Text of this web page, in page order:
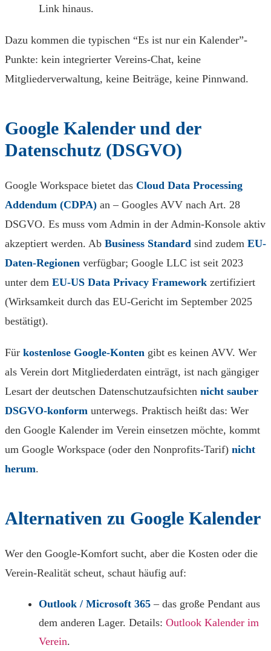
Link hinaus.
Dazu kommen die typischen “Es ist nur ein Kalender”-
Punkte: kein integrierter Vereins-Chat, keine
Mitgliederverwaltung, keine Beiträge, keine Pinnwand.
Google Kalender und der
Datenschutz (DSGVO)
Google Workspace bietet das Cloud Data Processing
Addendum (CDPA) an – Googles AVV nach Art. 28
DSGVO. Es muss vom Admin in der Admin-Konsole aktiv
akzeptiert werden. Ab Business Standard sind zudem EU-
Daten-Regionen verfügbar; Google LLC ist seit 2023
unter dem EU-US Data Privacy Framework zertifiziert
(Wirksamkeit durch das EU-Gericht im September 2025
bestätigt).
Für kostenlose Google-Konten gibt es keinen AVV. Wer
als Verein dort Mitgliederdaten einträgt, ist nach gängiger
Lesart der deutschen Datenschutzaufsichten nicht sauber
DSGVO-konform unterwegs. Praktisch heißt das: Wer
den Google Kalender im Verein einsetzen möchte, kommt
um Google Workspace (oder den Nonprofits-Tarif) nicht
herum.
Alternativen zu Google Kalender
Wer den Google-Komfort sucht, aber die Kosten oder die
Verein-Realität scheut, schaut häufig auf:
Outlook / Microsoft 365 – das große Pendant aus
dem anderen Lager. Details: Outlook Kalender im
Verein.